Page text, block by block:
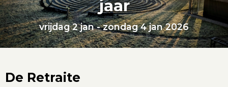
jaar
vrijdag 2 jan - zondag 4 jan 2026
De Retraite